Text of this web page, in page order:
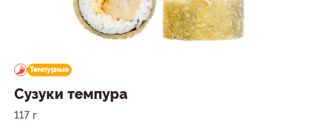
Темпурные
Сузуки темпура
117 г